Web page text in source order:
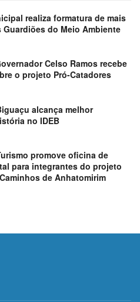
realiza formatura de mais
Guardiões do Meio Ambiente
Celso Ramos recebe
o projeto Pró-Catadores
alcança melhor
no IDEB
promove oficina de
para integrantes do projeto
de Anhatomirim